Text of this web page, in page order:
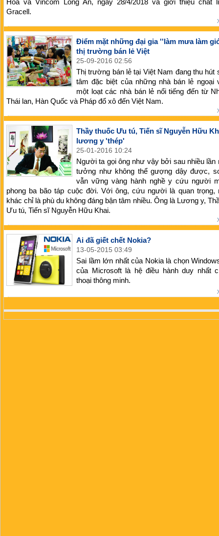
Hoá và Vincom Long An, ngày 28/4/2018 và giới thiệu chất
Gracell.
Điểm mặt những đại gia ''làm mưa làm
thị trường bán lẻ Việt
25-09-2016 02:56
Thị trường bán lẻ tại Việt Nam đang thu hút
tâm đặc biệt của những nhà bán lẻ ngoại
một loạt các nhà bán lẻ nổi tiếng đến từ
Thái lan, Hàn Quốc và Pháp đổ xô đến Việt Nam.
Thầy thuốc Ưu tú, Tiến sĩ Nguyễn Hữu
lương y 'thép'
25-01-2016 10:24
Người ta gọi ông như vậy bởi sau nhiều lần
tưởng như không thể gượng dậy được,
vẫn vững vàng hành nghề y cứu người
phong ba bão táp cuộc đời. Với ông, cứu người là quan trọng,
khác chỉ là phù du không đáng bận tâm nhiều. Ông là Lương y,
Ưu tú, Tiến sĩ Nguyễn Hữu Khai.
Ai đã giết chết Nokia?
13-05-2015 03:49
Sai lầm lớn nhất của Nokia là chọn
của Microsoft là hệ điều hành duy nhất
thoại thông minh.